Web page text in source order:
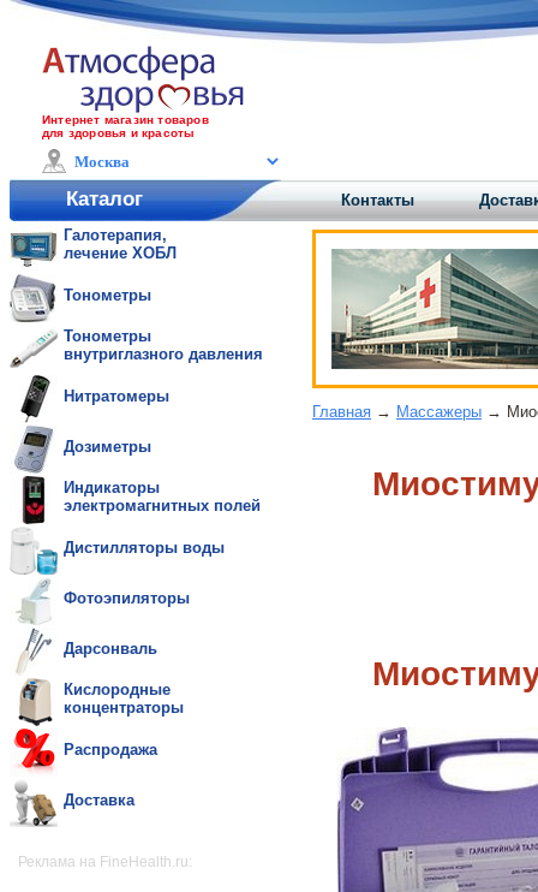
Интернет магазин товаров
для здоровья и красоты
Каталог Контакты
Галотерапия,
лечение ХОБЛ
Тонометры
Тонометры
внутриглазного давления
Нитратомеры
Дозиметры
Индикаторы
электромагнитных полей
Дистилляторы воды
Фотоэпиляторы
Дарсонваль
Кислородные
концентраторы
Распродажа
Доставка
Реклама на FineHealth.ru:
Главная → Массажеры →